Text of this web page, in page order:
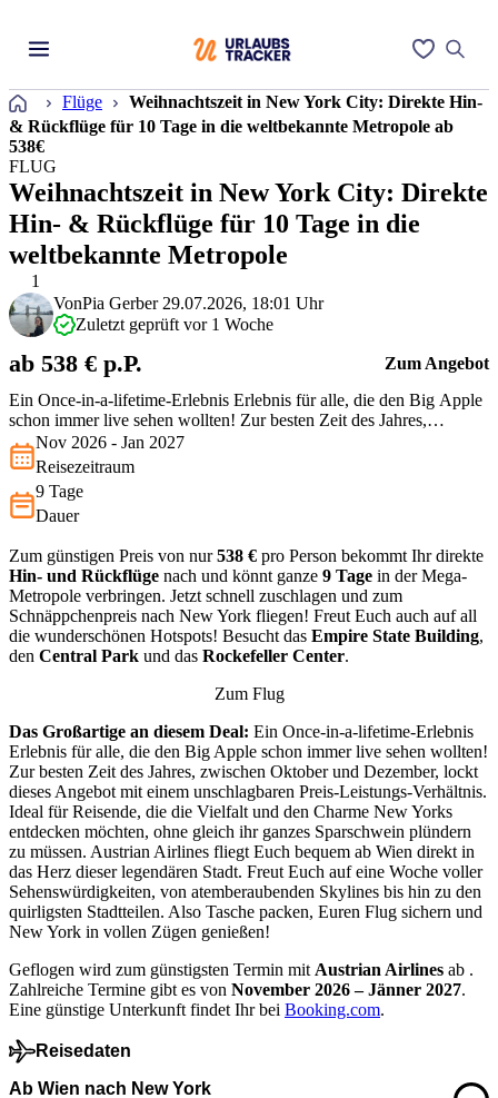
Startseite
Flüge
Weihnachtszeit in New York City: Direkte Hin-
& Rückflüge für 10 Tage in die weltbekannte Metropole ab
538€
1
FLUG
Weihnachtszeit in New York City: Direkte
Hin- & Rückflüge für 10 Tage in die
weltbekannte Metropole
Ein Once-in-a-lifetime-Erlebnis Erlebnis für alle, die den Big Apple
schon immer live sehen wollten! Zur besten Zeit des Jahres,
zwischen Oktober und Dezember, lockt dieses Angebot mit einem
unschlagbaren Preis-Leistungs-Verhältnis. Ideal für Reisende, die
gleich…
VonPia Gerber 29.07.2026, 18:01 Uhr
Zuletzt geprüft vor 1 Woche
ab 538 € p.P. Zum Angebot
Nov 2026 - Jan 2027
Reisezeitraum
9 Tage
Dauer
Zum günstigen Preis von nur538 € pro Person bekommt Ihr direkte
Hin- und Rückflüge nach und könnt ganze 9 Tage in der Mega-
Metropole verbringen. Jetzt schnell zuschlagen und zum
Schnäppchenpreis nach New York fliegen! Freut Euch auch auf all
die wunderschönen Hotspots! Besucht das Empire State Building,
den Central Park und das Rockefeller Center.
Zum Flug
Das Großartige an diesem Deal: Ein Once-in-a-lifetime-Erlebnis
Erlebnis für alle, die den Big Apple schon immer live sehen wollten!
Zur besten Zeit des Jahres, zwischen Oktober und Dezember, lockt
dieses Angebot mit einem unschlagbaren Preis-Leistungs-Verhältnis.
Ideal für Reisende, die die Vielfalt und den Charme New Yorks
entdecken möchten, ohne gleich ihr ganzes Sparschwein plündern
zu müssen. Austrian Airlines fliegt Euch bequem ab Wien direkt in
das Herz dieser legendären Stadt. Freut Euch auf eine Woche voller
Sehenswürdigkeiten, von atemberaubenden Skylines bis hin zu den
quirligsten Stadtteilen. Also Tasche packen, Euren Flug sichern und
New York in vollen Zügen genießen!
Geflogen wird zum günstigsten Termin mit Austrian Airlines ab .
Zahlreiche Termine gibt es von November 2026 – Jänner 2027.
Eine günstige Unterkunft findet Ihr bei Booking.com.
Reisedaten
Ab Wien nach New York